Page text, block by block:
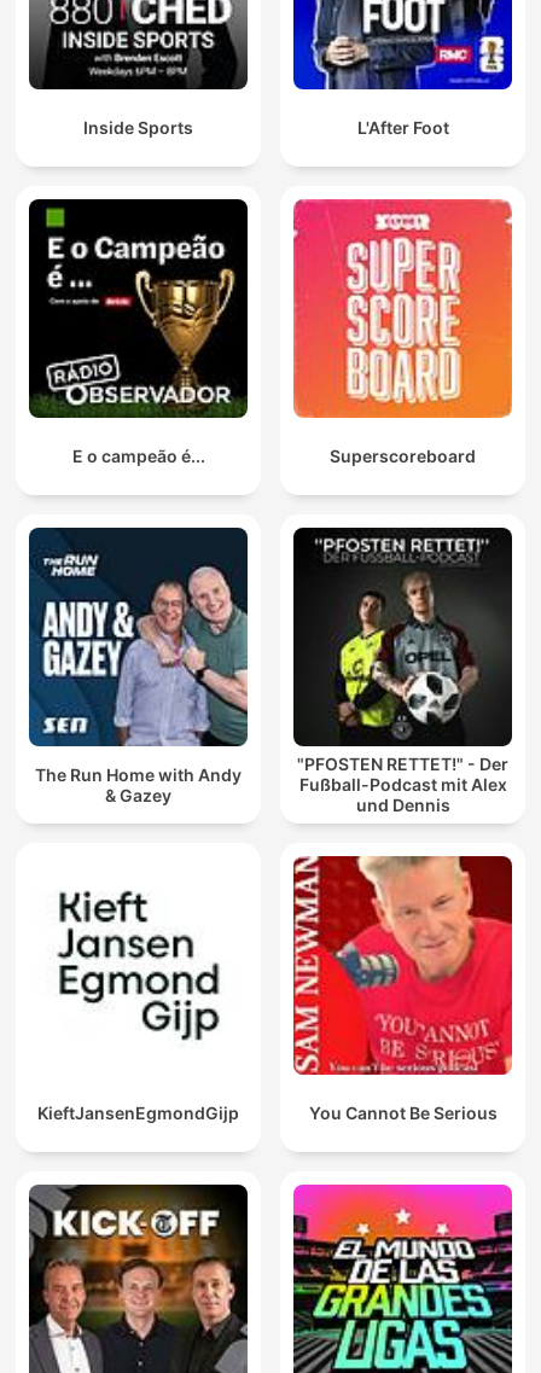
Inside Sports L'After Foot
E o campeão é... Superscoreboard
The Run Home with Andy
& Gazey
"PFOSTEN RETTET!" - Der
Fußball-Podcast mit Alex
und Dennis
KieftJansenEgmondGijp You Cannot Be Serious